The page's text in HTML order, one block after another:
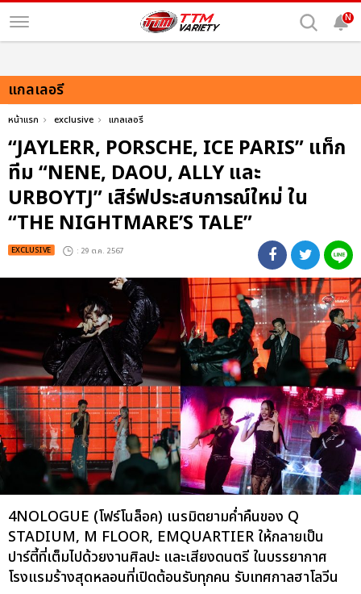
N
แกลเลอรี
หน้าแรก exclusive แกลเลอรี
“JAYLERR, PORSCHE, ICE PARIS” แท็ก
ทีม “NENE, DAOU, ALLY และ
URBOYTJ” เสิร์ฟประสบการณ์ใหม่ ใน
“THE NIGHTMARE’S TALE”
EXCLUSIVE : 29 ต.ค. 2567
4NOLOGUE (โฟร์โนล็อค) เนรมิตยามค่ำคืนของ Q
STADIUM, M FLOOR, EMQUARTIER ให้กลายเป็น
ปาร์ตี้ที่เต็มไปด้วยงานศิลปะ และเสียงดนตรี ในบรรยากาศ
โรงแรมร้างสุดหลอนที่เปิดต้อนรับทุกคน รับเทศกาลฮาโลวีน